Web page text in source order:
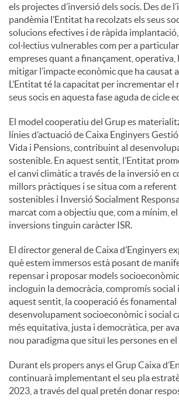
els projectes d’inversió dels socis. Des de
pandèmia l’Entitat ha recolzats els seus
solucions efectives i de ràpida
col·lectius vulnerables com per a
empreses quant a finançament,
mitigar l’impacte econòmic que ha causat
L’Entitat té la capacitat per incrementar el
seus socis en aquesta fase aguda de cicle
El model cooperatiu del Grup es
línies d’actuació de Caixa Enginyers
Vida i Pensions, contribuint al
sostenible. En aquest sentit, l’Entitat
el canvi climàtic a través de la inversió en
millors pràctiques i se situa com a referent
sostenibles i Inversió Socialment
marcat com a objectiu que, com a mínim,
inversions tinguin caràcter ISR.
El director general de Caixa d’Enginyers
què estem immersos està posant de
repensar i proposar models
incloguin la democràcia, compromís
aquest sentit, la cooperació és fonamental
desenvolupament socioeconòmic i social
més equitativa, justa i democràtica, per
nou paradigma que situï les persones en el
Durant els propers anys el Grup Caixa
continuarà implementant el seu pla
2023, a través del qual pretén donar